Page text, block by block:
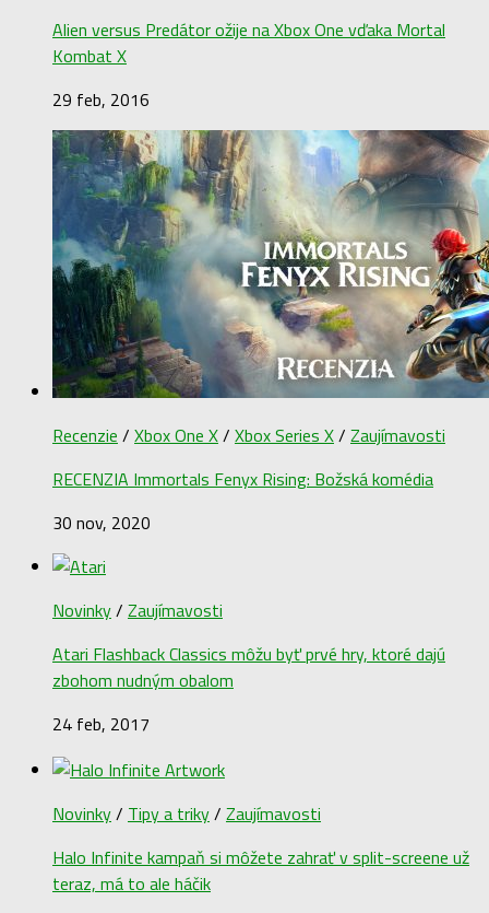
Alien versus Predátor ožije na Xbox One vďaka Mortal
Kombat X
29 feb, 2016
Recenzie / Xbox One X/ Xbox Series X/ Zaujímavosti
RECENZIA Immortals Fenyx Rising: Božská komédia
30 nov, 2020
Novinky/ Zaujímavosti
Atari Flashback Classics môžu byť prvé hry, ktoré dajú
zbohom nudným obalom
24 feb, 2017
Novinky/ Tipy a triky/ Zaujímavosti
Halo Infinite kampaň si môžete zahrať v split-screene už
teraz, má to ale háčik